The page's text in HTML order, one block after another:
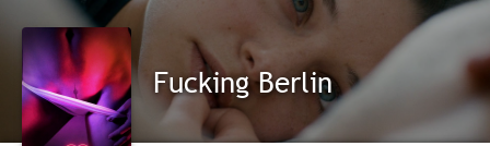
Fucking Berlin